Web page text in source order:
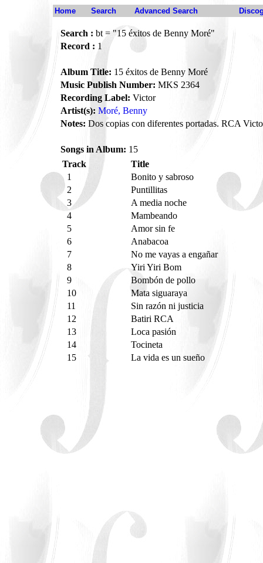
Home Search Advanced Search
Search : bt = "15 éxitos de Benny Moré"
Record : 1
Album Title: 15 éxitos de Benny Moré
Music Publish Number: MKS 2364
Recording Label: Victor
Artist(s): Moré, Benny
Notes: Dos copias con diferentes portadas. RCA
Songs in Album: 15
Track
Title
1
Bonito y sabroso
2
Puntillitas
3
A media noche
4
Mambeando
5
Amor sin fe
6
Anabacoa
7
No me vayas a engañar
8
Yiri Yiri Bom
9
Bombón de pollo
10
Mata siguaraya
11
Sin razón ni justicia
12
Batiri RCA
13
Loca pasión
14
Tocineta
15
La vida es un sueño